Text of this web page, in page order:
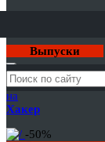
Выпуски
Годовая
подписка
на
Хакер
-50%